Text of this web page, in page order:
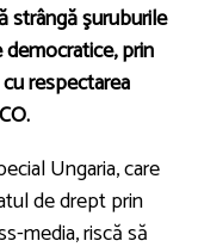
strângă şuruburile
prin
respectarea
Ungaria, care
de drept prin
media, riscă să